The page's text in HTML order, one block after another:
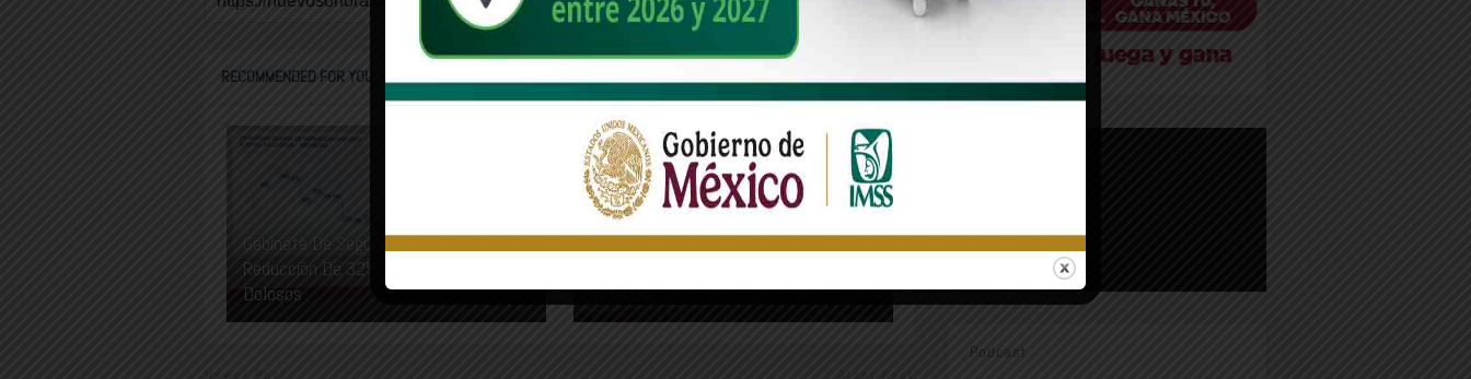
RECOMMENDED FOR YOU
Gabinete De Seguridad Informa
Reducción De 32% En Homicidios
Dolosos
Plan México: Presidenta Claudia
Sheinbaum pone en marcha los
primeros 15 Polos de Desarrollo
estados
Newer Post Older Post
Podcast